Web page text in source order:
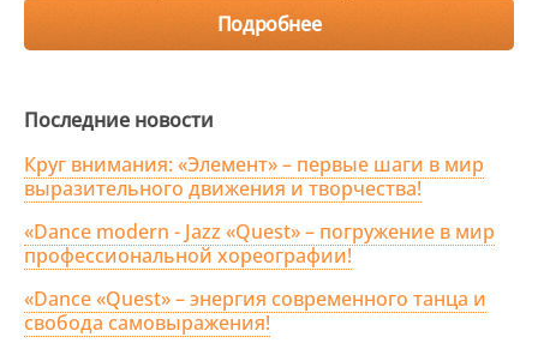
Подробнее
Последние новости
Круг внимания: «Элемент» – первые шаги в мир
выразительного движения и творчества!
«Dance modern - Jazz «Quest» – погружение в мир
профессиональной хореографии!
«Dance «Quest» – энергия современного танца и
свобода самовыражения!